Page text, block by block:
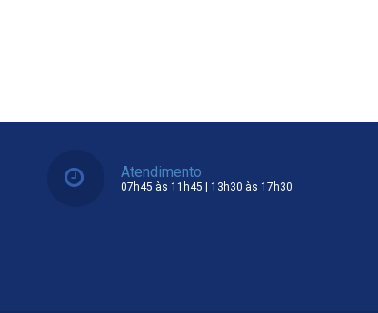
Atendimento
07h45 às 11h45 | 13h30 às 17h30